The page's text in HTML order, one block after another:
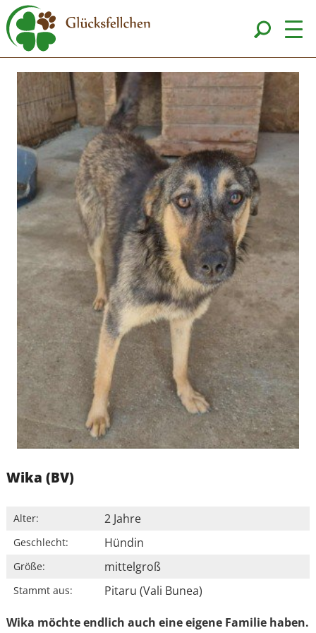
Wika (BV)
Alter: 2 Jahre
Geschlecht: Hündin
Größe: mittelgroß
Stammt aus: Pitaru (Vali Bunea)
Wika möchte endlich auch eine eigene Familie haben.